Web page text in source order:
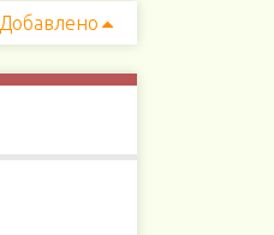
Добавлено